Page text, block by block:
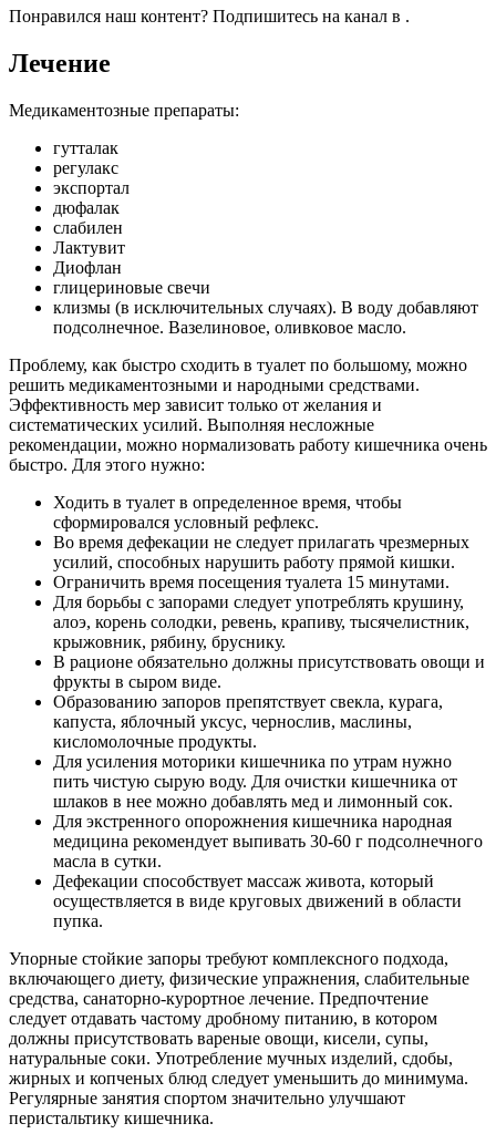
Понравился наш контент? Подпишитесь на канал в .
Лечение
Медикаментозные препараты:
гутталак
регулакс
экспортал
дюфалак
слабилен
Лактувит
Диофлан
глицериновые свечи
клизмы (в исключительных случаях). В воду добавляют
подсолнечное. Вазелиновое, оливковое масло.
Проблему, как быстро сходить в туалет по большому, можно
решить медикаментозными и народными средствами.
Эффективность мер зависит только от желания и
систематических усилий. Выполняя несложные
рекомендации, можно нормализовать работу кишечника очень
быстро. Для этого нужно:
Ходить в туалет в определенное время, чтобы
сформировался условный рефлекс.
Во время дефекации не следует прилагать чрезмерных
усилий, способных нарушить работу прямой кишки.
Ограничить время посещения туалета 15 минутами.
Для борьбы с запорами следует употреблять крушину,
алоэ, корень солодки, ревень, крапиву, тысячелистник,
крыжовник, рябину, бруснику.
В рационе обязательно должны присутствовать овощи и
фрукты в сыром виде.
Образованию запоров препятствует свекла, курага,
капуста, яблочный уксус, чернослив, маслины,
кисломолочные продукты.
Для усиления моторики кишечника по утрам нужно
пить чистую сырую воду. Для очистки кишечника от
шлаков в нее можно добавлять мед и лимонный сок.
Для экстренного опорожнения кишечника народная
медицина рекомендует выпивать 30-60 г подсолнечного
масла в сутки.
Дефекации способствует массаж живота, который
осуществляется в виде круговых движений в области
пупка.
Упорные стойкие запоры требуют комплексного подхода,
включающего диету, физические упражнения, слабительные
средства, санаторно-курортное лечение. Предпочтение
следует отдавать частому дробному питанию, в котором
должны присутствовать вареные овощи, кисели, супы,
натуральные соки. Употребление мучных изделий, сдобы,
жирных и копченых блюд следует уменьшить до минимума.
Регулярные занятия спортом значительно улучшают
перистальтику кишечника.